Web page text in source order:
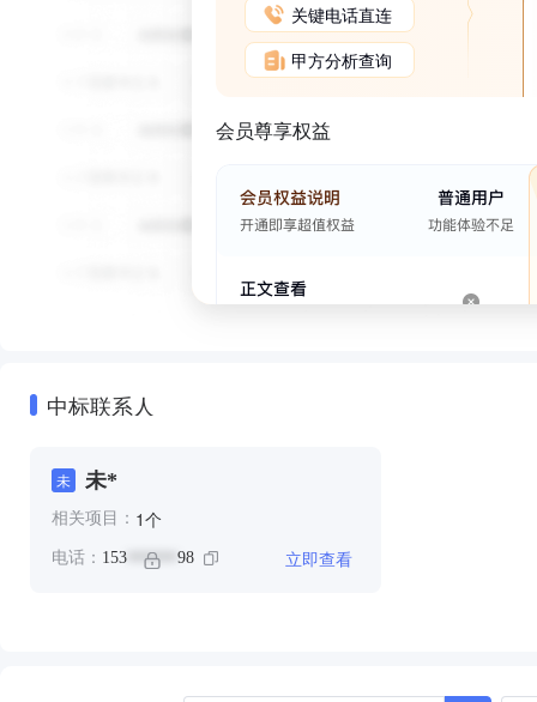
关键电话直连
甲方分析查询
会员尊享权益
中标联系人
未 未*
相关项目： 1个
电话： 153 ****** 98 立即查看